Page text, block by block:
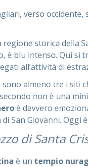
verso occidente,
regione storica della
è blu intenso. Qui si
all’attività di
almeno tre i siti
non è una
è davvero
San Giovanni.
di Santa
è un tempio